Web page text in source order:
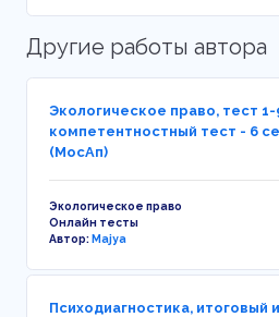
Другие работы автора
Экологическое право, тест 1-
компетентностный тест - 6
(МосАп)
Экологическое право
Онлайн тесты
Автор:Majya
Психодиагностика, итоговый